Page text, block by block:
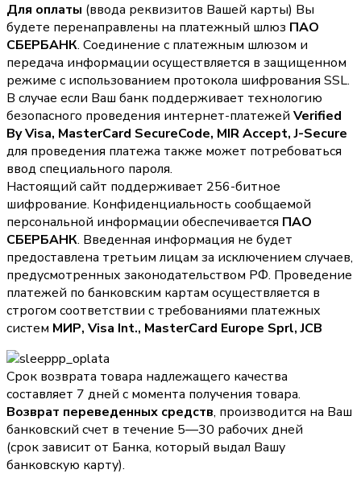
Для оплаты (ввода реквизитов Вашей карты) Вы
будете перенаправлены на платежный шлюз ПАО
СБЕРБАНК. Соединение с платежным шлюзом и
передача информации осуществляется в защищенном
режиме с использованием протокола шифрования SSL.
В случае если Ваш банк поддерживает технологию
безопасного проведения интернет-платежей Verified
By Visa, MasterCard SecureCode, MIR Accept, J-Secure
для проведения платежа также может потребоваться
ввод специального пароля.
Настоящий сайт поддерживает 256-битное
шифрование. Конфиденциальность сообщаемой
персональной информации обеспечивается ПАО
СБЕРБАНК. Введенная информация не будет
предоставлена третьим лицам за исключением случаев,
предусмотренных законодательством РФ. Проведение
платежей по банковским картам осуществляется в
строгом соответствии с требованиями платежных
систем МИР, Visa Int., MasterCard Europe Sprl, JCB
Срок возврата товара надлежащего качества
составляет 7 дней с момента получения товара.
Возврат переведенных средств, производится на Ваш
банковский счет в течение 5—30 рабочих дней
(срок зависит от Банка, который выдал Вашу
банковскую карту).